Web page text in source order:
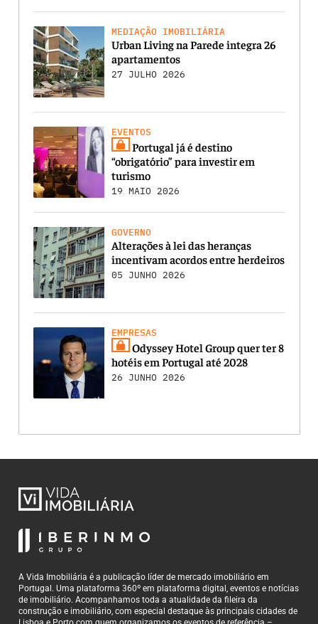
MEDIAÇÃO IMOBILIÁRIA
Urban Living na Parede integra 26
apartamentos
27 JULHO 2026
EVENTOS
Portugal já é destino
“obrigatório” para investir em
turismo
19 MAIO 2026
GOVERNO
Alterações à lei das heranças
incentivam acordos entre herdeiros
05 JUNHO 2026
EMPRESAS
Odyssey Hotel Group quer ter 8
hotéis em Portugal até 2028
26 JUNHO 2026
A Vida Imobiliária é a publicação líder de mercado imobiliário em
Portugal. Uma plataforma 360º em plataforma digital, eventos e notícias
de imobiliário. Acompanhamos toda a atualidade da fileira da
construção e imobiliário, com especial destaque às principais cidades de